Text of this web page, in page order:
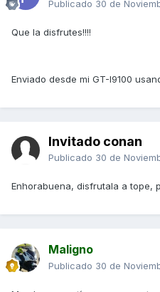
Publicado 30 de
Que la disfrutes!!!!
Enviado desde mi GT-I9100
Invitado conan
Publicado 30 de
Enhorabuena, disfrutala a tope,
Maligno
Publicado 30 de